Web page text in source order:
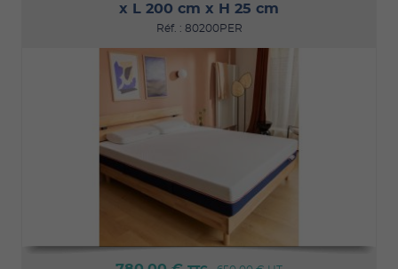
x L 200 cm x H 25 cm
Réf. : 80200PER